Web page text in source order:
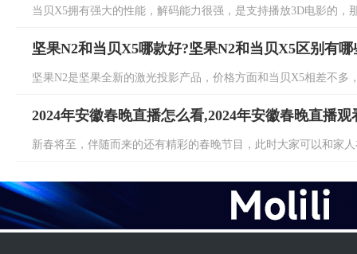
当贝X5拥有强大的性能，解码能力很强，是支持播放3D电影的，
坚果N2和当贝X5哪款好?坚果N2和当贝X5区别有哪
坚果N2是坚果全新的激光投影产品，价格方面和当贝X5相差不多
2024年安徽春晚直播怎么看,2024年安徽春晚直播观
新春将至，伴随而来的还有精彩的春晚节目，此时大家可以和家